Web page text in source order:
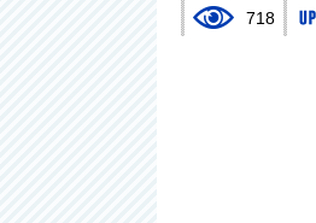
718